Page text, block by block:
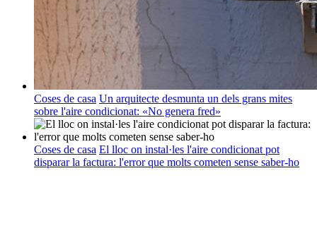
Coses de casa Un arquitecte desmunta un dels grans mites
sobre l'aire condicionat: «No genera fred»
Coses de casa El lloc on instal·les l'aire condicionat pot
disparar la factura: l'error que molts cometen sense saber-ho